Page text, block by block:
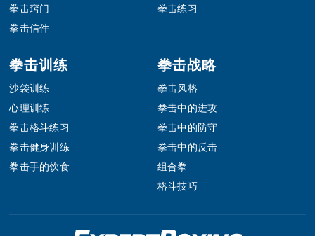
拳击窍门
拳击信件
拳击练习
拳击训练
沙袋训练
心理训练
拳击格斗练习
拳击健身训练
拳击手的饮食
拳击战略
拳击风格
拳击中的进攻
拳击中的防守
拳击中的反击
组合拳
格斗技巧